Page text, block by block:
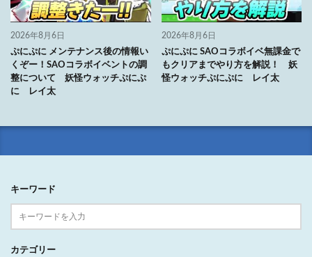
2026年8月6日
ぷにぷに メンテナンス後の情報い
くぞー！SAOコラボイベントの調
整について 妖怪ウォッチぷにぷ
に レイ太
2026年8月6日
ぷにぷに SAOコラボイベ無課金で
もクリアまでやり方を解説！ 妖
怪ウォッチぷにぷに レイ太
キーワード
カテゴリー